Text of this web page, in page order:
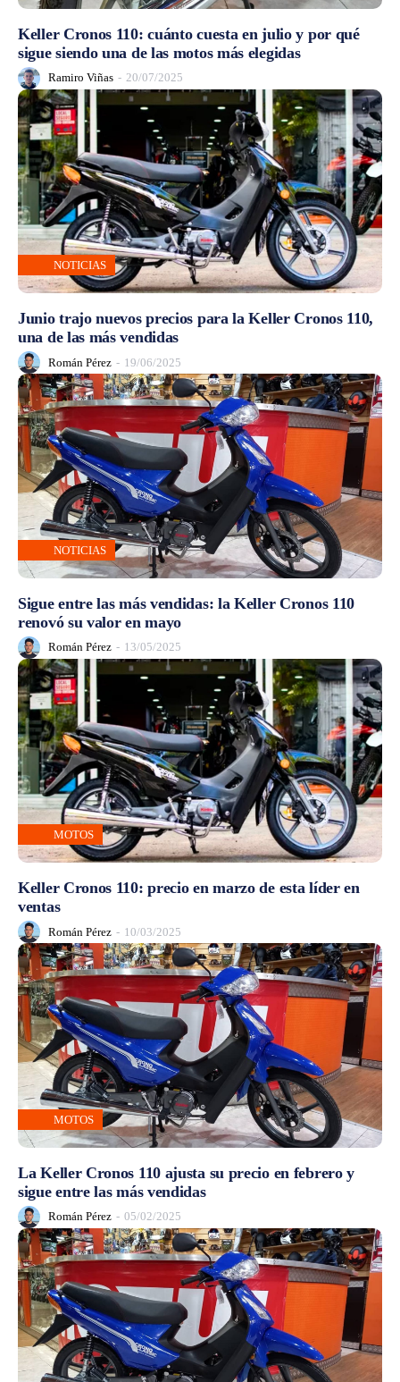
Keller Cronos 110: cuánto cuesta en julio y por qué
sigue siendo una de las motos más elegidas
Ramiro Viñas - 20/07/2025
NOTICIAS
Junio trajo nuevos precios para la Keller Cronos 110,
una de las más vendidas
Román Pérez - 19/06/2025
NOTICIAS
Sigue entre las más vendidas: la Keller Cronos 110
renovó su valor en mayo
Román Pérez - 13/05/2025
MOTOS
Keller Cronos 110: precio en marzo de esta líder en
ventas
Román Pérez - 10/03/2025
MOTOS
La Keller Cronos 110 ajusta su precio en febrero y
sigue entre las más vendidas
Román Pérez - 05/02/2025